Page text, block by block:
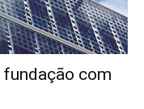
fundação com